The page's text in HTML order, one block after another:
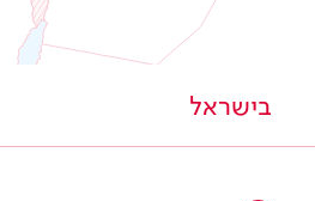
בישראל